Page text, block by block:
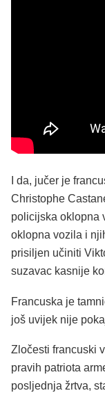
I da, jučer je
Christophe
policijska oklopna
oklopna vozila i
prisiljen učiniti
suzavac kasnije
Francuska je
još uvijek nije
Zločesti francuski
pravih patriota
posljednja žrtva,